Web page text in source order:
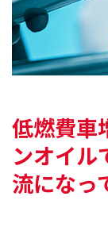
低燃費車
ンオイル
流になっ